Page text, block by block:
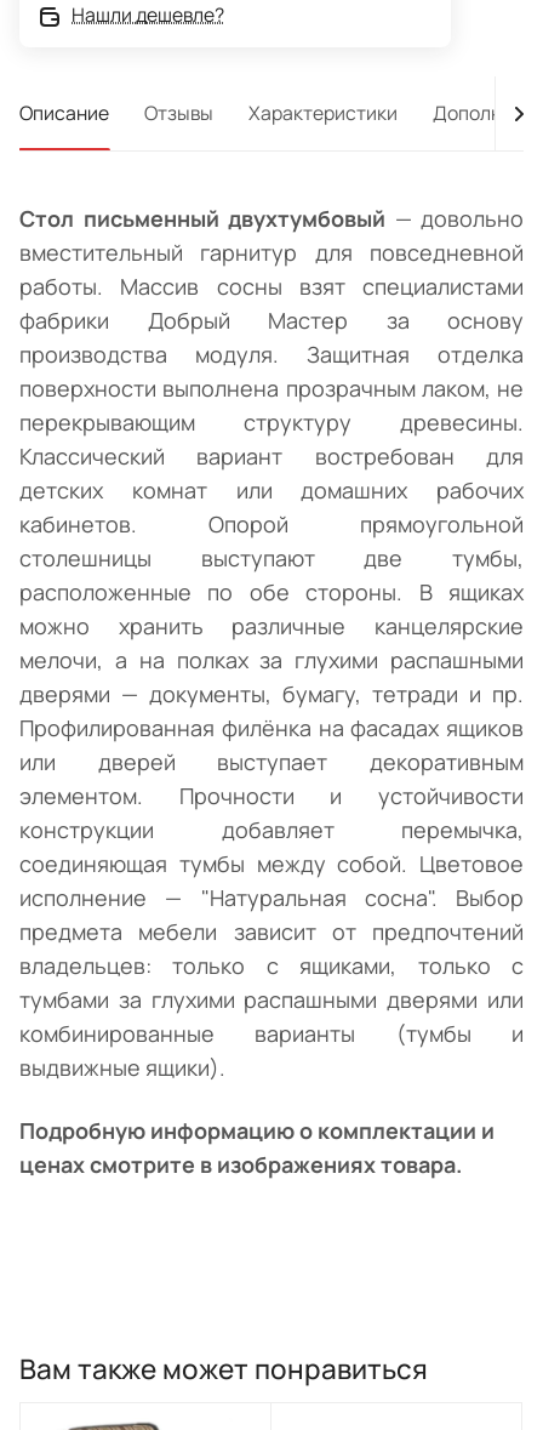
глухими распашными дверями или комбинированные
Нашли дешевле?
Описание Отзывы Характеристики
Стол письменный двухтумбовый — довольно
вместительный гарнитур для повседневной
работы. Массив сосны взят специалистами
фабрики Добрый Мастер за основу
производства модуля. Защитная отделка
поверхности выполнена прозрачным лаком, не
перекрывающим структуру древесины.
Классический вариант востребован для
детских комнат или домашних рабочих
кабинетов. Опорой прямоугольной
столешницы выступают две тумбы,
расположенные по обе стороны. В ящиках
можно хранить различные канцелярские
мелочи, а на полках за глухими распашными
дверями — документы, бумагу, тетради и пр.
Профилированная филёнка на фасадах ящиков
или дверей выступает декоративным
элементом. Прочности и устойчивости
конструкции добавляет перемычка,
соединяющая тумбы между собой. Цветовое
исполнение — "Натуральная сосна". Выбор
предмета мебели зависит от предпочтений
владельцев: только с ящиками, только с
тумбами за глухими распашными дверями или
комбинированные варианты (тумбы и
выдвижные ящики).
Подробную информацию о комплектации и
ценах смотрите в изображениях товара.
Вам также может понравиться